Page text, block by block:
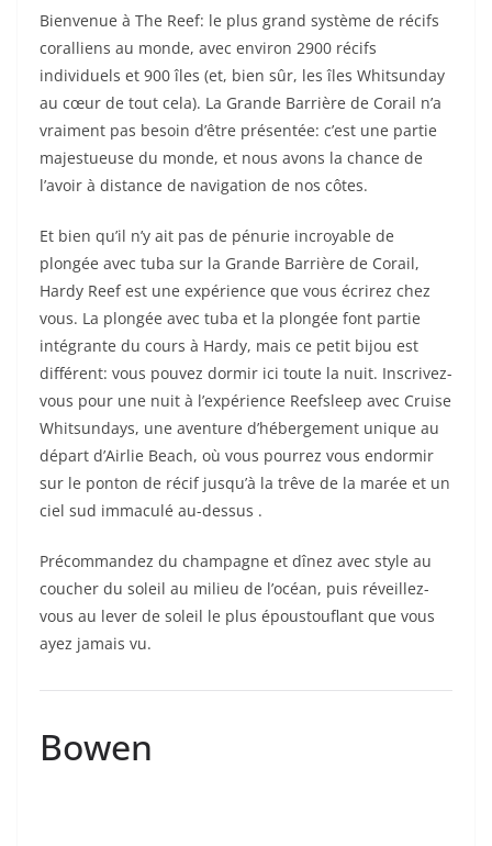
Bienvenue à The Reef: le plus grand système de récifs
coralliens au monde, avec environ 2900 récifs
individuels et 900 îles (et, bien sûr, les îles Whitsunday
au cœur de tout cela). La Grande Barrière de Corail n’a
vraiment pas besoin d’être présentée: c’est une partie
majestueuse du monde, et nous avons la chance de
l’avoir à distance de navigation de nos côtes.
Et bien qu’il n’y ait pas de pénurie incroyable de
plongée avec tuba sur la Grande Barrière de Corail,
Hardy Reef est une expérience que vous écrirez chez
vous. La plongée avec tuba et la plongée font partie
intégrante du cours à Hardy, mais ce petit bijou est
différent: vous pouvez dormir ici toute la nuit. Inscrivez-
vous pour une nuit à l’expérience Reefsleep avec Cruise
Whitsundays, une aventure d’hébergement unique au
départ d’Airlie Beach, où vous pourrez vous endormir
sur le ponton de récif jusqu’à la trêve de la marée et un
ciel sud immaculé au-dessus .
Précommandez du champagne et dînez avec style au
coucher du soleil au milieu de l’océan, puis réveillez-
vous au lever de soleil le plus époustouflant que vous
ayez jamais vu.
Bowen